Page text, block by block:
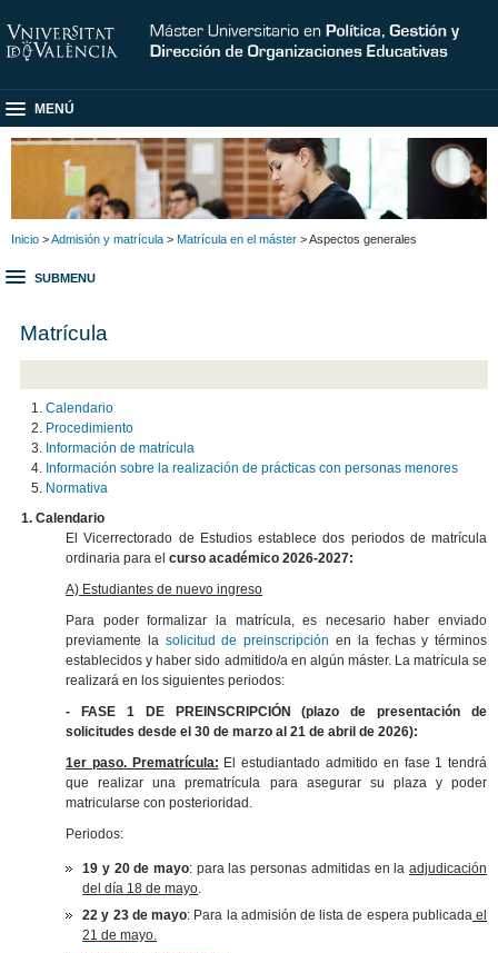
MENÚ
Inicio >Admisión y matrícula > Matrícula en el máster > Aspectos generales
SUBMENU
Matrícula
Calendario
Procedimiento
Información de matrícula
Información sobre la realización de prácticas con personas menores
Normativa
1. Calendario
El Vicerrectorado de Estudios establece dos periodos de matrícula
ordinaria para elcurso académico 2026-2027:
A) Estudiantes de nuevo ingreso
Para poder formalizar la matrícula, es necesario haber enviado
previamente la solicitud de preinscripción en la fechas y términos
establecidos y haber sido admitido/a en algún máster. La matrícula se
realizará en los siguientes periodos:
- FASE 1 DE PREINSCRIPCIÓN (plazo de presentación de
solicitudes desde el 30 de marzo al 21 de abril de 2026):
1er paso. Prematrícula: El estudiantado admitido en fase 1 tendrá
que realizar una prematrícula para asegurar su plaza y poder
matricularse con posterioridad.
Periodos:
19 y 20 de mayo: para las personas admitidas en laadjudicación
del día 18 de mayo.
22 y 23 de mayo: Para la admisión de lista de espera publicadael
21 de mayo.